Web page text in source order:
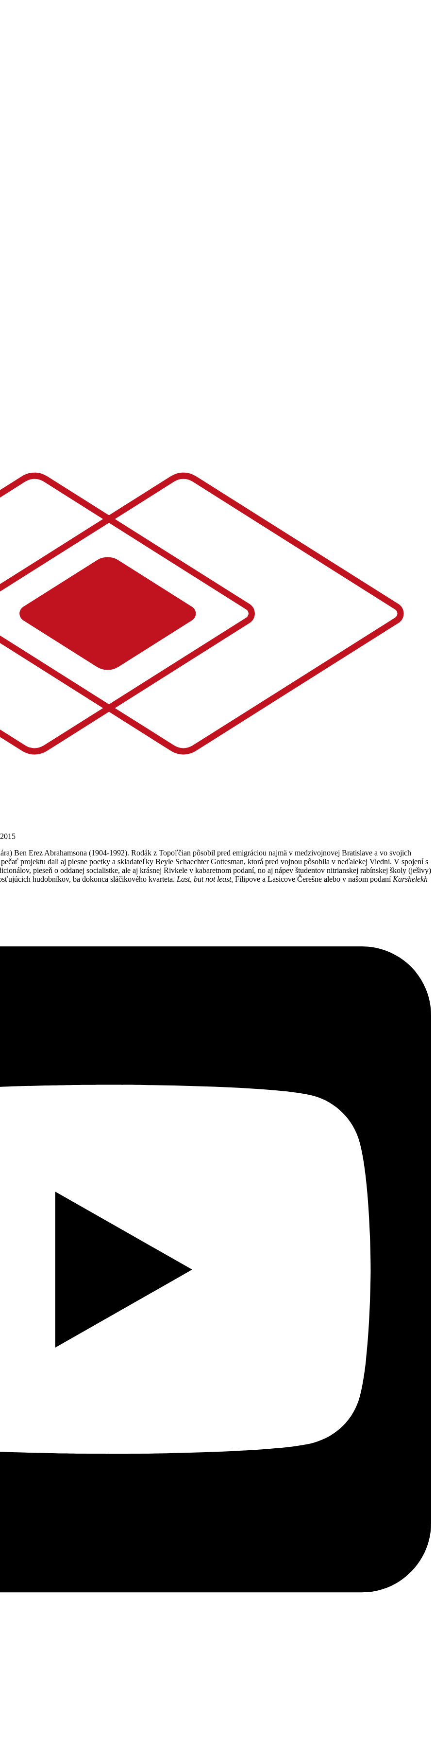
Ben Erez Abrahamsona (1904-1992). Rodák z Topoľčian pôsobil pred emigráciou najmä v medzivojnovej Bratislave a vo svojich
projektu dali aj piesne poetky a skladateľky Beyle Schaechter Gottesman, ktorá pred vojnou pôsobila v neďalekej Viedni. V spojení s
pieseň o oddanej socialistke, ale aj krásnej Rivkele v kabaretnom podaní, no aj nápev študentov nitrianskej rabínskej školy (ješivy)
hudobníkov, ba dokonca sláčikového kvarteta. Last, but not least, Filipove a Lasicove Čerešne alebo v našom podaní Karshelekh